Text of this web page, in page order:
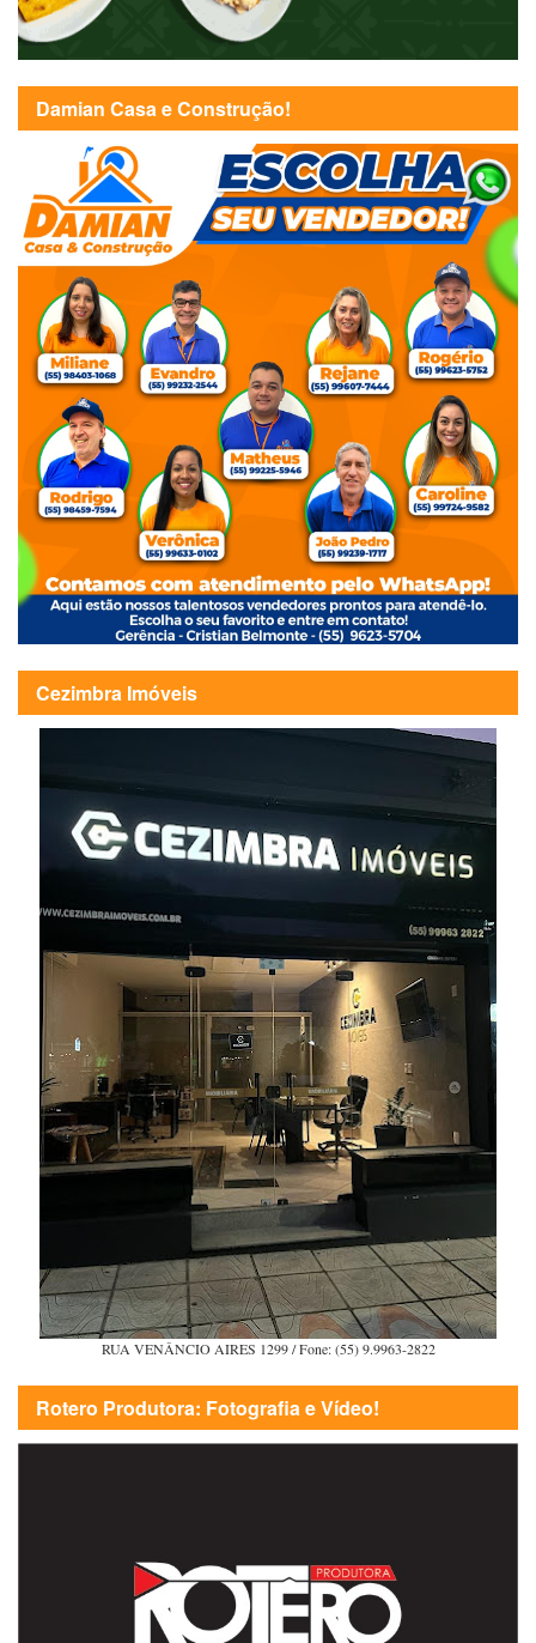
Damian Casa e Construção!
Cezimbra Imóveis
RUA VENÂNCIO AIRES 1299 / Fone: (55) 9.9963-2822
Rotero Produtora: Fotografia e Vídeo!